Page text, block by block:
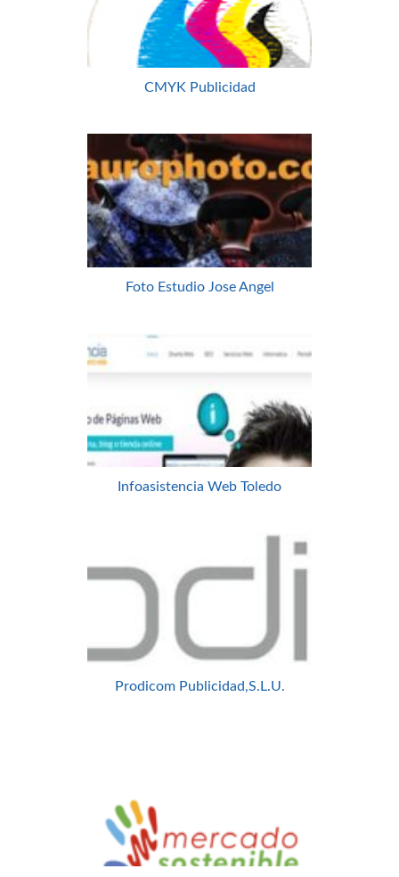
CMYK Publicidad
Foto Estudio Jose Angel
Infoasistencia Web Toledo
Prodicom Publicidad,S.L.U.